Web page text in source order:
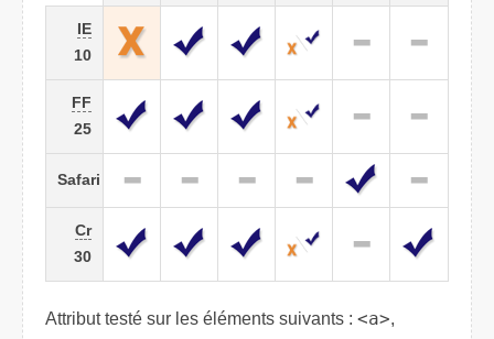
IE
10
FF
25
Safari
Cr
30
Attribut testé sur les éléments suivants : <a>,